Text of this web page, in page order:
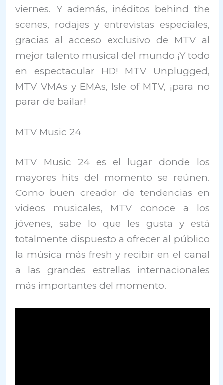
viernes. Y además, inéditos behind the
scenes, rodajes y entrevistas especiales,
gracias al acceso exclusivo de MTV al
mejor talento musical del mundo ¡Y todo
en espectacular HD! MTV Unplugged,
MTV VMAs y EMAs, Isle of MTV, ¡para no
parar de bailar!
MTV Music 24
MTV Music 24 es el lugar donde los
mayores hits del momento se reúnen.
Como buen creador de tendencias en
videos musicales, MTV conoce a los
jóvenes, sabe lo que les gusta y está
totalmente dispuesto a ofrecer al público
la música más fresh y recibir en el canal
a las grandes estrellas internacionales
más importantes del momento.